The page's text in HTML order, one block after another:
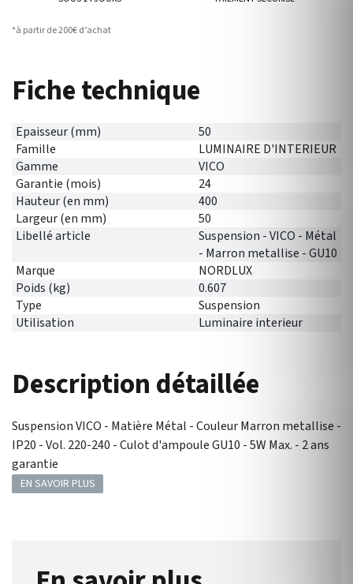
*à partir de 200€ d’achat
Fiche technique
Epaisseur (mm)
50
Famille
LUMINAIRE D'INTERIEUR
Gamme
VICO
Garantie (mois)
24
Hauteur (en mm)
400
Largeur (en mm)
50
Libellé article
Suspension - VICO - Métal
- Marron metallise - GU10
Marque
NORDLUX
Poids (kg)
0.607
Type
Suspension
Utilisation
Luminaire interieur
Description détaillée
Suspension VICO - Matière Métal - Couleur Marron metallise -
IP20 - Vol. 220-240 - Culot d'ampoule GU10 - 5W Max. - 2 ans
garantie
EN SAVOIR PLUS